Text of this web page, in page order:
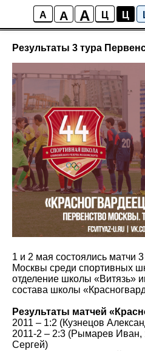
A A A Ц Ц
Результаты 3 тура
1 и 2 мая состоялись матчи
Москвы среди спортивных
отделение школы «Витязь»
состава школы
Результаты матчей
2011 – 1:2 (Кузнецов
2011-2 – 2:3 (Рымарев
Сергей)